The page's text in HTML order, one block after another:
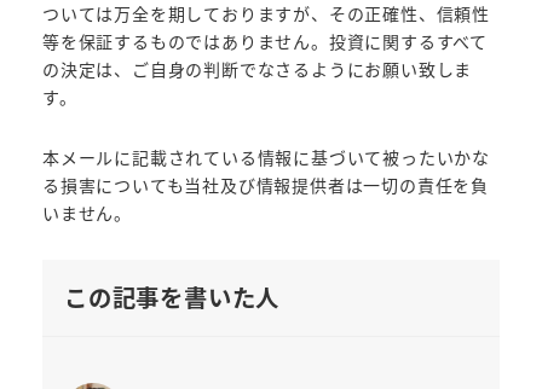
ついては万全を期しておりますが、その正確性、信頼性
等を保証するものではありません。投資に関するすべて
の決定は、ご自身の判断でなさるようにお願い致しま
す。
本メールに記載されている情報に基づいて被ったいかな
る損害についても当社及び情報提供者は一切の責任を負
いません。
この記事を書いた人